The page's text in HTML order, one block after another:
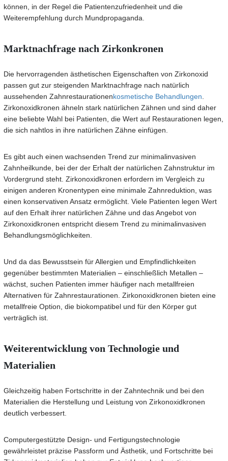
können, in der Regel die Patientenzufriedenheit und die
Weiterempfehlung durch Mundpropaganda.
Marktnachfrage nach Zirkonkronen
Die hervorragenden ästhetischen Eigenschaften von Zirkonoxid
passen gut zur steigenden Marktnachfrage nach natürlich
aussehenden Zahnrestaurationenkosmetische Behandlungen
Zirkonoxidkronen ähneln stark natürlichen Zähnen und sind daher
eine beliebte Wahl bei Patienten, die Wert auf Restaurationen legen,
die sich nahtlos in ihre natürlichen Zähne einfügen.
Es gibt auch einen wachsenden Trend zur minimalinvasiven
Zahnheilkunde, bei der der Erhalt der natürlichen Zahnstruktur im
Vordergrund steht. Zirkonoxidkronen erfordern im Vergleich zu
einigen anderen Kronentypen eine minimale Zahnreduktion, was
einen konservativen Ansatz ermöglicht. Viele Patienten legen Wert
auf den Erhalt ihrer natürlichen Zähne und das Angebot von
Zirkonoxidkronen entspricht diesem Trend zu minimalinvasiven
Behandlungsmöglichkeiten.
Und da das Bewusstsein für Allergien und Empfindlichkeiten
gegenüber bestimmten Materialien – einschließlich Metallen –
wächst, suchen Patienten immer häufiger nach metallfreien
Alternativen für Zahnrestaurationen. Zirkonoxidkronen bieten eine
metallfreie Option, die biokompatibel und für den Körper gut
verträglich ist.
Weiterentwicklung von Technologie und
Materialien
Gleichzeitig haben Fortschritte in der Zahntechnik und bei den
Materialien die Herstellung und Leistung von Zirkonoxidkronen
deutlich verbessert.
Computergestützte Design- und Fertigungstechnologie
gewährleistet präzise Passform und Ästhetik, und Fortschritte bei